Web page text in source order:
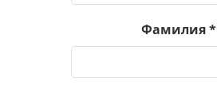
Фамилия*